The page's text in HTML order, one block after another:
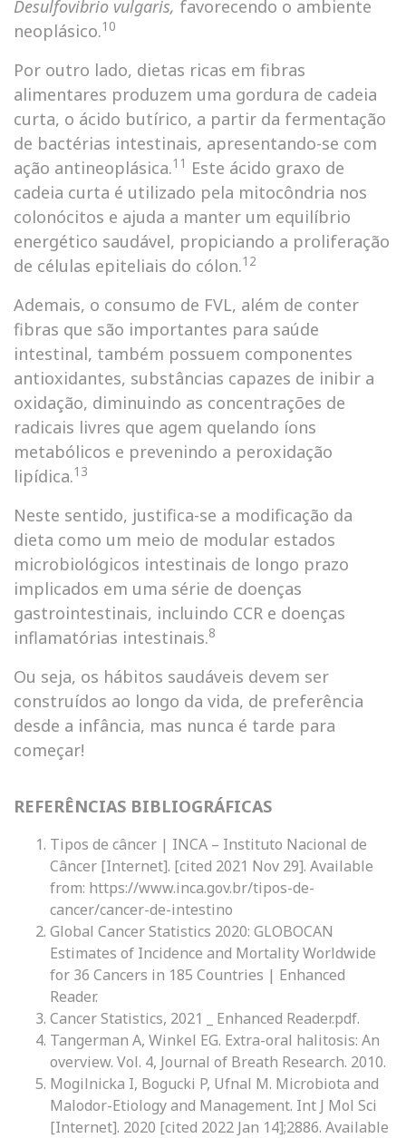
Desulfovibrio vulgaris, favorecendo o ambiente
neoplásico.10
Por outro lado, dietas ricas em fibras
alimentares produzem uma gordura de cadeia
curta, o ácido butírico, a partir da fermentação
de bactérias intestinais, apresentando-se com
ação antineoplásica.11 Este ácido graxo de
cadeia curta é utilizado pela mitocôndria nos
colonócitos e ajuda a manter um equilíbrio
energético saudável, propiciando a proliferação
de células epiteliais do cólon.12
Ademais, o consumo de FVL, além de conter
fibras que são importantes para saúde
intestinal, também possuem componentes
antioxidantes, substâncias capazes de inibir a
oxidação, diminuindo as concentrações de
radicais livres que agem quelando íons
metabólicos e prevenindo a peroxidação
lipídica.13
Neste sentido, justifica-se a modificação da
dieta como um meio de modular estados
microbiológicos intestinais de longo prazo
implicados em uma série de doenças
gastrointestinais, incluindo CCR e doenças
inflamatórias intestinais.8
Ou seja, os hábitos saudáveis devem ser
construídos ao longo da vida, de preferência
desde a infância, mas nunca é tarde para
começar!
REFERÊNCIAS BIBLIOGRÁFICAS
Tipos de câncer | INCA – Instituto Nacional de
Câncer [Internet]. [cited 2021 Nov 29]. Available
from: https://www.inca.gov.br/tipos-de-
cancer/cancer-de-intestino
Global Cancer Statistics 2020: GLOBOCAN
Estimates of Incidence and Mortality Worldwide
for 36 Cancers in 185 Countries | Enhanced
Reader.
Cancer Statistics, 2021 _ Enhanced Reader.pdf.
Tangerman A, Winkel EG. Extra-oral halitosis: An
overview. Vol. 4, Journal of Breath Research. 2010.
Mogilnicka I, Bogucki P, Ufnal M. Microbiota and
Malodor-Etiology and Management. Int J Mol Sci
[Internet]. 2020 [cited 2022 Jan 14];2886. Available